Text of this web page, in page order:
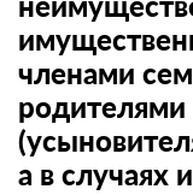
членами
а в случаях